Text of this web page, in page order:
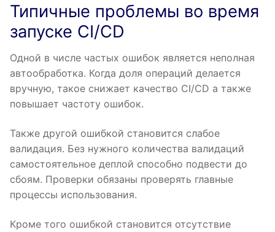
Типичные проблемы во время
запуске CI/CD
Одной в числе частых ошибок является неполная
автообработка. Когда доля операций делается
вручную, такое снижает качество CI/CD а также
повышает частоту ошибок.
Также другой ошибкой становится слабое
валидация. Без нужного количества валидаций
самостоятельное деплой способно подвести до
сбоям. Проверки обязаны проверять главные
процессы использования.
Кроме того ошибкой становится отсутствие